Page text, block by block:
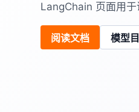
LangChain 页面用于
阅读文档 模型